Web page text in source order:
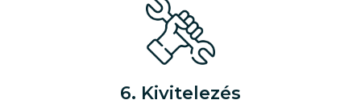
6. Kivitelezés